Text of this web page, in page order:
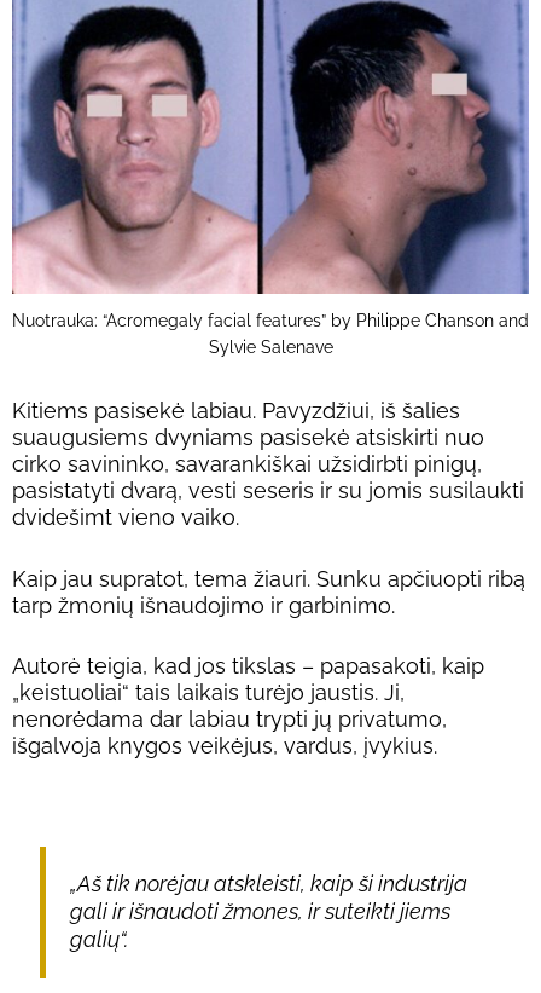
Nuotrauka: “Acromegaly facial features” by Philippe Chanson and
Sylvie Salenave
Kitiems pasisekė labiau. Pavyzdžiui, iš šalies
suaugusiems dvyniams pasisekė atsiskirti nuo
cirko savininko, savarankiškai užsidirbti pinigų,
pasistatyti dvarą, vesti seseris ir su jomis susilaukti
dvidešimt vieno vaiko.
Kaip jau supratot, tema žiauri. Sunku apčiuopti ribą
tarp žmonių išnaudojimo ir garbinimo.
Autorė teigia, kad jos tikslas – papasakoti, kaip
„keistuoliai“ tais laikais turėjo jaustis. Ji,
nenorėdama dar labiau trypti jų privatumo,
išgalvoja knygos veikėjus, vardus, įvykius.
„Aš tik norėjau atskleisti, kaip ši industrija
gali ir išnaudoti žmones, ir suteikti jiems
galių“.